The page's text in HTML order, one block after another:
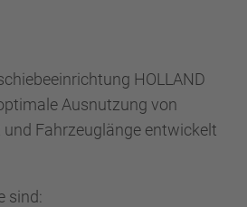
HOLLAND
Ausnutzung von
Fahrzeuglänge entwickelt
sind: